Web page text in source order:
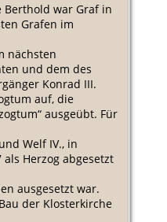
war Graf in
Grafen im
nächsten
und dem des
Konrad III.
auf, die
ausgeübt. Für
Welf IV., in
Herzog abgesetzt
ausgesetzt war.
der Klosterkirche